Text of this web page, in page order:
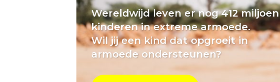
Wereldwijd leven er nog 412 miljoen
kinderen in extreme armoede.
Wil jij een kind dat opgroeit in
armoede ondersteunen?